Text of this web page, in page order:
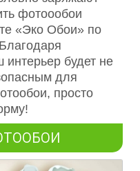
фотоообои
«Эко Обои» по
интерьер будет не
для
просто